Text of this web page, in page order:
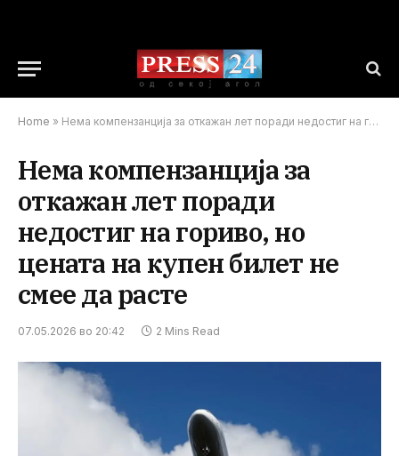
Home » Нема компензанција за откажан лет поради недостиг на гориво, но цената на купен билет не смее да расте
Нема компензанција за
откажан лет поради
недостиг на гориво, но
цената на купен билет не
смее да расте
07.05.2026 во 20:42 2 Mins Read